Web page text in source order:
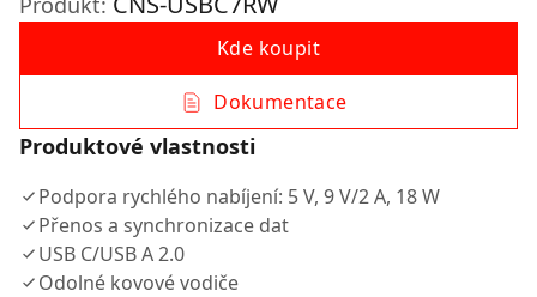
Kde koupit
Dokumentace
Produktové vlastnosti
Podpora rychlého nabíjení: 5 V, 9 V/2 A, 18 W
Přenos a synchronizace dat
USB C/USB A 2.0
Odolné kovové vodiče